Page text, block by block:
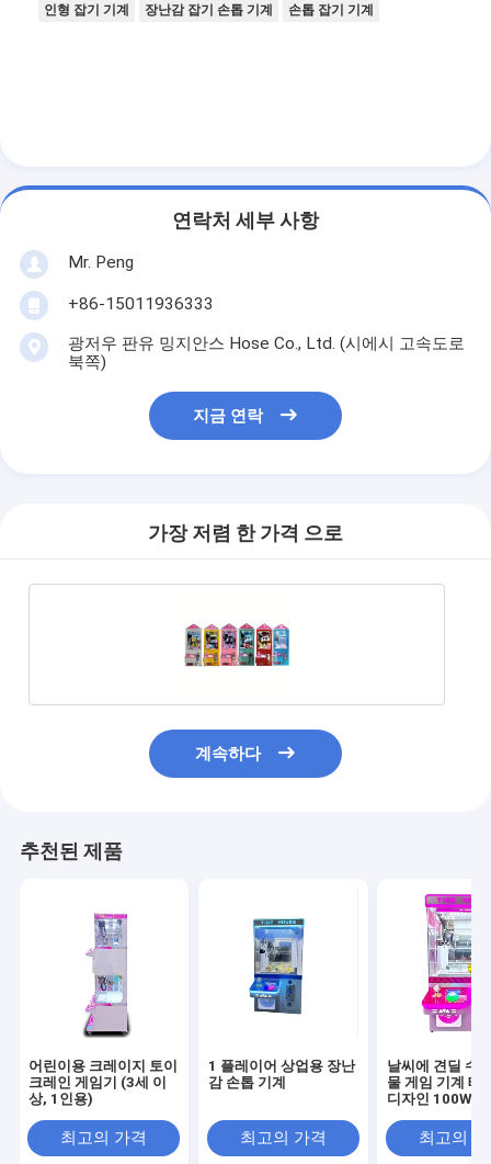
제품
우리 에 관한 것
인형 잡기 기계 장난감 잡기 손톱 기계 손톱 잡기 기계
연락처 세부 사항
Mr. Peng
+86-15011936333
광저우 판유 밍지안스 Hose Co., Ltd. (시에시 고속도로
북쪽)
지금 연락
가장 저렴 한 가격 으로
계속하다
추천된 제품
어린이용 크레이지 토이
크레인 게임기 (3세 이
상, 1인용)
최고의 가격
1 플레이어 상업용 장난
감 손톱 기계
최고의 가격
날씨에 견딜 수
물 게임 기계 테
디자인 100W 8
최고의